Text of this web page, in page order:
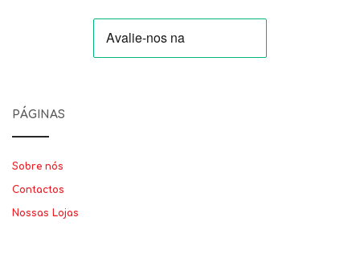
PÁGINAS
Sobre nós
Contactos
Nossas Lojas